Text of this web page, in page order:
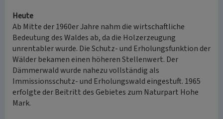
Heute
Ab Mitte der 1960er Jahre nahm die wirtschaftliche
Bedeutung des Waldes ab, da die Holzerzeugung
unrentabler wurde. Die Schutz- und Erholungsfunktion der
Wälder bekamen einen höheren Stellenwert. Der
Dämmerwald wurde nahezu vollständig als
Immissionsschutz- und Erholungswald eingestuft. 1965
erfolgte der Beitritt des Gebietes zum Naturpart Hohe
Mark.